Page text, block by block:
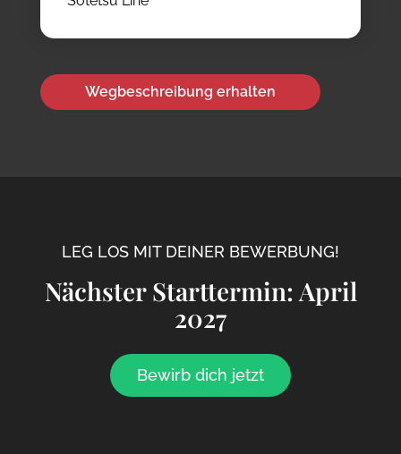
Wegbeschreibung erhalten
LEG LOS MIT DEINER BEWERBUNG!
Nächster Starttermin: April
2027
Bewirb dich jetzt